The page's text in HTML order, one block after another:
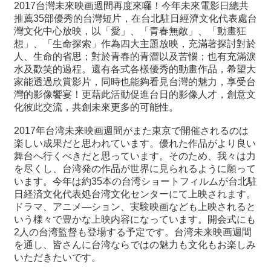
込
過
去
行
事
台
の
本
関
連
リ
ン
ク
2017台灣未來映画週間再度來囉！今年未來電影日總共
推薦35部優秀的台灣短片，在台北駐日經濟文化代表處台
灣文化中心放映，以「愛」、「青春無敵」、「動畫狂
想」、「生命探索」作為四大主題放映，充滿著探討對於
人、生命的省思；對於青春的青澀以及苦惱；也有充滿淚
水及歡笑的過程。還有各式各樣優秀的動畫作品，希望大
家能透過欣賞影片，同時也能夠看見台灣的魅力，享受台
灣的影像饗宴！更藉此活動促進台日的影像人才，創意文
化彼此交流，共創未來更多的可能性。
2017年台湾未来映画週間がまた東京で開催されるのは
楽しい成果だと思われています。優れた作品がより良い
舞台へ行くべきだと思っています。そのため、我々は力
を尽くし、台湾発の作品が世界に見られるように願って
います。今年は約35本の台湾ショートフィルムが台北駐
日経済文化代表処台湾文化センターにて上映されます。
ドラマ、アニメ―ション、実験映画なども上映されると
いう様々で豊かな上映内容になっています。開会式にも
2 人の台湾監督も登場する予定です。台湾未来映画週間
を通し、皆さんに台湾ならではの魅力も文化もお楽しみ
いただきたいです。